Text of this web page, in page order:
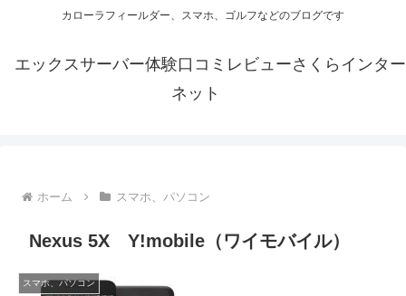
カローラフィールダー、スマホ、ゴルフなどのブログです
エックスサーバー体験口コミレビューさくらインター
ネット
ホーム スマホ、パソコン
Nexus 5X Y!mobile（ワイモバイル）
スマホ、パソコン